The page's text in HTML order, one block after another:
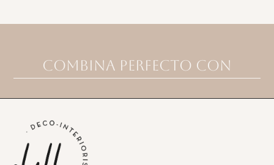
Combina perfecto con